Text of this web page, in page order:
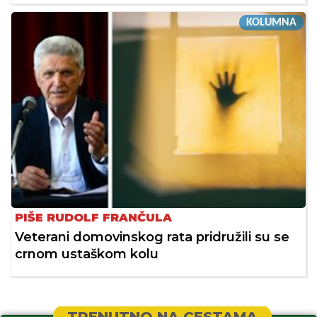
KOLUMNA
PIŠE RUDOLF FRANČULA
Veterani domovinskog rata pridružili su se
crnom ustaškom kolu